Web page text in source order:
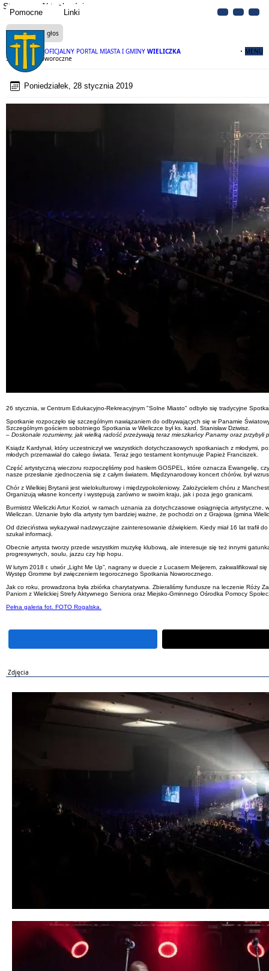
Pomocne Linki
OFICJALNY PORTAL MIASTA I GMINY WIELICZKA MENU
Strona Aktualności
Czytaj na głos
Spotkanie Noworoczne
Poniedziałek, 28 stycznia 2019
26 stycznia, w Centrum Edukacyjno-Rekreacyjnym "Solne Miasto" odbyło się tradycyjne
Spotkanie rozpoczęło się szczególnym nawiązaniem do odbywających się w Panamie
Szczególnym gościem sobotniego Spotkania w Wieliczce był ks. kard. Stanisław Dziwisz.
– Doskonale rozumiemy, jak wielką radość przeżywają teraz mieszkańcy Panamy oraz
Ksiądz Kardynał, który uczestniczył we wszystkich dotychczasowych spotkaniach z młodymi,
młodych przemawiał do całego świata. Teraz jego testament kontynuuje Papież Franciszek.
Część artystyczną wieczoru rozpoczęliśmy pod hasłem GOSPEL, które oznacza Ewangelię,
nasze przesłanie zjednoczenia się z całym światem. Międzynarodowy koncert chórów, był
Chór z Wielkiej Brytanii jest wielokulturowy i międzypokoleniowy. Założycielem chóru z
Organizują własne koncerty i występują zarówno w swoim kraju, jak i poza jego granicami.
Burmistrz Wieliczki Artur Kozioł, w ramach uznania za dotychczasowe osiągnięcia artystyczne,
Wieliczan. Uznanie było dla artysty tym bardziej ważne, że pochodzi on z Grajowa (gmina
Od dzieciństwa wykazywał nadzwyczajne zainteresowanie dźwiękiem. Kiedy miał 16 lat trafił
szukał informacji.
Obecnie artysta tworzy przede wszystkim muzykę klubową, ale interesuje się też innymi
progresywnych, soulu, jazzu czy hip hopu.
W lutym 2018 r. utwór „Light Me Up”, nagrany w duecie z Lucasem Meijerem, zakwalifikował
Występ Gromme był zwięczeniem tegorocznego Spotkania Noworocznego.
Jak co roku, prowadzona była zbiórka charytatywna. Zbieraliśmy fundusze na leczenie Róży
Paniom z Wielickiej Strefy Aktywnego Seniora oraz Miejsko-Gminnego Ośrodka Pomocy
Pełna galeria fot. FOTO Rogalska.
Zdjęcia